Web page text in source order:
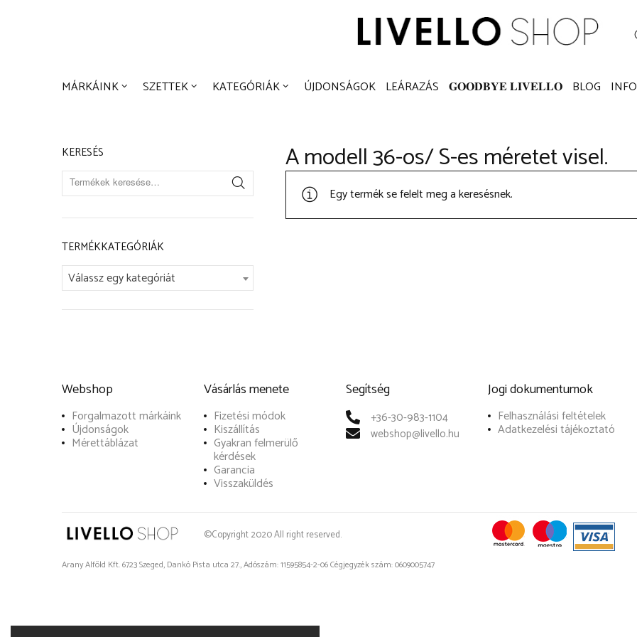
SZETTEK KATEGÓRIÁK ÚJDONSÁGOK LEÁRAZÁS
MÁRKÁINK SZETTEK KATEGÓRIÁK ÚJDONSÁGOK LEÁRAZÁS 𝐆𝐎𝐎𝐃𝐁𝐘𝐄 𝐋𝐈𝐕𝐄𝐋𝐋𝐎 BLOG INFO
KERESÉS
TERMÉKKATEGÓRIÁK
Válassz egy kategóriát
A modell 36-os/ S-es méretet visel.
Egy termék se felelt meg a keresésnek.
Webshop
Forgalmazott márkáink
Újdonságok
Mérettáblázat
Vásárlás menete
Fizetési módok
Kiszállítás
Gyakran felmerülő
kérdések
Garancia
Visszaküldés
Segítség
+36-30-983-1104
webshop@livello.hu
Jogi dokumentumok
Felhasználási feltételek
Adatkezelési tájékoztató
©Copyright 2020 All right reserved.
Arany Alföld Kft. 6723 Szeged, Dankó Pista utca 27., Adószám: 11595854-2-06 Cégjegyzék szám: 0609005747